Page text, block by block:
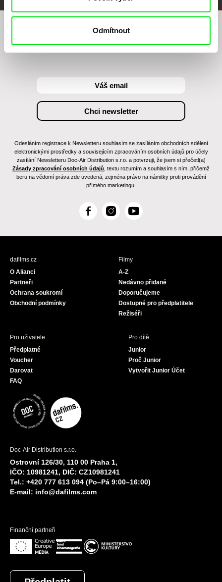
Odmítnout
Chcete být pravidelně informováni o našem
filmovém programu?
Odesláním registrace k Newsletteru souhlasím se zasíláním obchodních sdělení
elektronickými prostředky a souvisejícím zpracováním osobních údajů pro účely
zasílání Newsletteru Doc-Air Distribution s.r.o. a potvrzuji, že jsem si přečetl(a)
Zásady zpracování osobních údajů , textu rozumím a souhlasím s ním, přičemž
beru na vědomí práva zde uvedená, zejména právo na námitky proti provádění
přímého marketingu.
F
c
I
s
Y
u
dafilms.cz
O Alianci
Partneři
Ochrana soukromí
Obchodní podmínky
Filmy
A-Z
Nedávno přidané
Doporučujeme
Dostupné pro předplatitele
Režiséři
Pro uživatele
Předplatné
Voucher
Darovat
FAQ
Pro dítě
Junior
Proč Junior
Vytvořit Junior Účet
Doc-Air Distribution s.r.o.
Ostrovní 126/30, 110 00 Praha 1,
IČO: 10981241, DIČ: CZ10981241
Tel.: +420 777 613 094 (Po–Pá 9:00–16:00)
E-mail: info@dafilms.com
Finanční partneři